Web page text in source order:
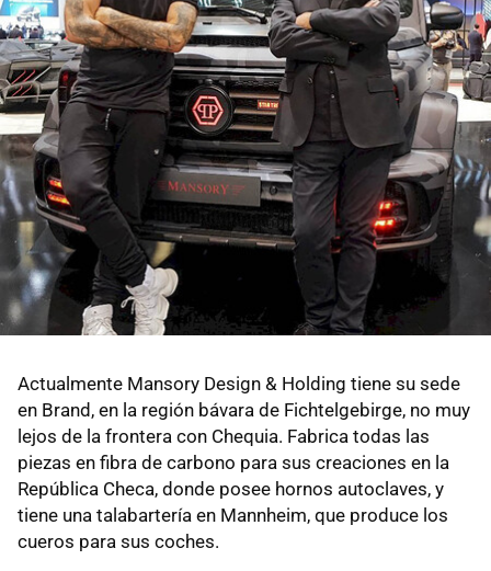
Actualmente Mansory Design & Holding tiene su sede
en Brand, en la región bávara de Fichtelgebirge, no muy
lejos de la frontera con Chequia. Fabrica todas las
piezas en fibra de carbono para sus creaciones en la
República Checa, donde posee hornos autoclaves, y
tiene una talabartería en Mannheim, que produce los
cueros para sus coches.